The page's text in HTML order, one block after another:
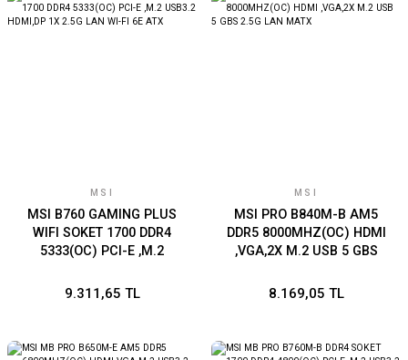
MSI
MSI B760 GAMING PLUS
WIFI SOKET 1700 DDR4
5333(OC) PCI-E ,M.2
LAN WI-FI 6E ATX
9.311,65 TL
MSI
MSI PRO B840M-B AM5
DDR5 8000MHZ(OC) HDMI
,VGA,2X M.2 USB 5 GBS
8.169,05 TL